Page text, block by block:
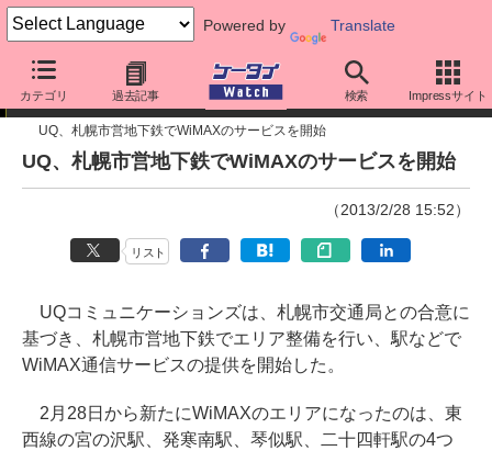
Powered by Translate
カテゴリ 過去記事 検索 Impressサイト
ニュース
UQ、札幌市営地下鉄でWiMAXのサービスを開始
UQ、札幌市営地下鉄でWiMAXのサービスを開始
（2013/2/28 15:52）
リスト
UQコミュニケーションズは、札幌市交通局との合意に
基づき、札幌市営地下鉄でエリア整備を行い、駅などで
WiMAX通信サービスの提供を開始した。
2月28日から新たにWiMAXのエリアになったのは、東
西線の宮の沢駅、発寒南駅、琴似駅、二十四軒駅の4つ